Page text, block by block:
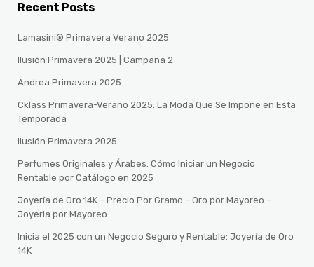
Recent Posts
Lamasini® Primavera Verano 2025
Ilusión Primavera 2025 | Campaña 2
Andrea Primavera 2025
Cklass Primavera-Verano 2025: La Moda Que Se Impone en Esta
Temporada
Ilusión Primavera 2025
Perfumes Originales y Árabes: Cómo Iniciar un Negocio
Rentable por Catálogo en 2025
Joyería de Oro 14K – Precio Por Gramo – Oro por Mayoreo –
Joyeria por Mayoreo
Inicia el 2025 con un Negocio Seguro y Rentable: Joyería de Oro
14K